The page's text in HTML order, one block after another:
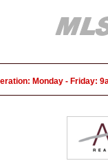
Monday - Friday: